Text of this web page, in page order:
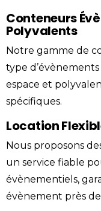
Conteneurs
Polyvalents
Notre gamme de
type
espace et
spécifiques.
Location
Nous proposons
un service fiable
évènementiels,
évènement près